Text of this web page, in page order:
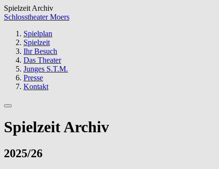
Spielzeit Archiv
Schlosstheater Moers
Spielplan
Spielzeit
Ihr Besuch
Das Theater
Junges S.T.M.
Presse
Kontakt
Spielzeit Archiv
2025/26